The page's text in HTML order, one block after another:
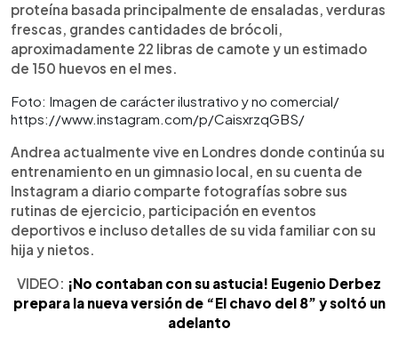
proteína basada principalmente de ensaladas, verduras
frescas, grandes cantidades de brócoli,
aproximadamente 22 libras de camote y un estimado
de 150 huevos en el mes.
Foto: Imagen de carácter ilustrativo y no comercial/
https://www.instagram.com/p/CaisxrzqGBS/
Andrea actualmente vive en Londres donde continúa su
entrenamiento en un gimnasio local, en su cuenta de
Instagram a diario comparte fotografías sobre sus
rutinas de ejercicio, participación en eventos
deportivos e incluso detalles de su vida familiar con su
hija y nietos.
VIDEO: ¡No contaban con su astucia! Eugenio Derbez
prepara la nueva versión de “El chavo del 8” y soltó un
adelanto